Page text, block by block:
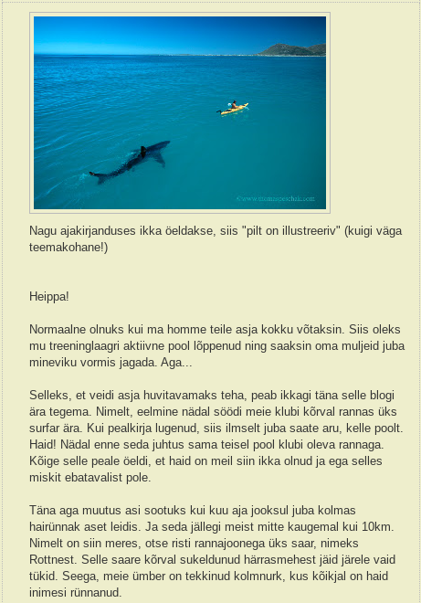
Nagu ajakirjanduses ikka öeldakse, siis "pilt on illustreeriv" (kuigi väga
teemakohane!)
Heippa!
Normaalne olnuks kui ma homme teile asja kokku võtaksin. Siis oleks
mu treeninglaagri aktiivne pool lõppenud ning saaksin oma muljeid juba
mineviku vormis jagada. Aga...
Selleks, et veidi asja huvitavamaks teha, peab ikkagi täna selle blogi
ära tegema. Nimelt, eelmine nädal söödi meie klubi kõrval rannas üks
surfar ära. Kui pealkirja lugenud, siis ilmselt juba saate aru, kelle poolt.
Haid! Nädal enne seda juhtus sama teisel pool klubi oleva rannaga.
Kõige selle peale öeldi, et haid on meil siin ikka olnud ja ega selles
miskit ebatavalist pole.
Täna aga muutus asi sootuks kui kuu aja jooksul juba kolmas
hairünnak aset leidis. Ja seda jällegi meist mitte kaugemal kui 10km.
Nimelt on siin meres, otse risti rannajoonega üks saar, nimeks
Rottnest. Selle saare kõrval sukeldunud härrasmehest jäid järele vaid
tükid. Seega, meie ümber on tekkinud kolmnurk, kus kõikjal on haid
inimesi rünnanud.